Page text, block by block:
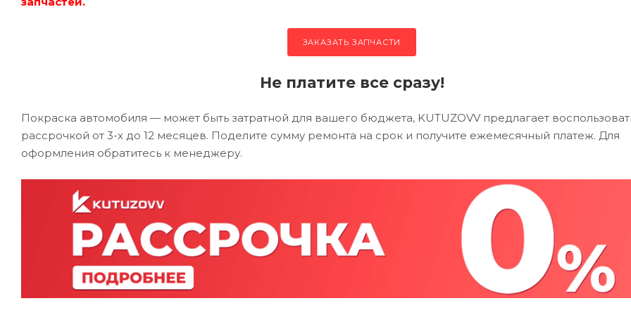
ЗАКАЗАТЬ ЗАПЧАСТИ
Не платите все сразу!
Покраска автомобиля — может быть затратной для вашего бюджета, KUTUZOVV предлагает
рассрочкой от 3-х до 12 месяцев. Поделите сумму ремонта на срок и получите ежемесячный платеж. Для
оформления обратитесь к менеджеру.